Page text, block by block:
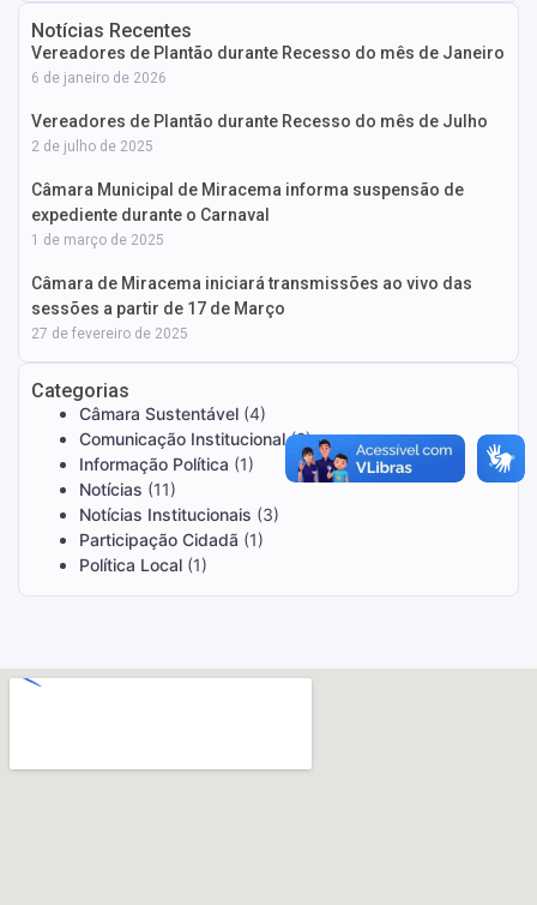
Notícias Recentes
Vereadores de Plantão durante Recesso do mês de Janeiro
6 de janeiro de 2026
Vereadores de Plantão durante Recesso do mês de Julho
2 de julho de 2025
Câmara Municipal de Miracema informa suspensão de
expediente durante o Carnaval
1 de março de 2025
Câmara de Miracema iniciará transmissões ao vivo das
sessões a partir de 17 de Março
27 de fevereiro de 2025
Categorias
Câmara Sustentável (4)
Comunicação Institucional(2)
Informação Política (1)
Notícias (11)
Notícias Institucionais (3)
Participação Cidadã (1)
Política Local (1)